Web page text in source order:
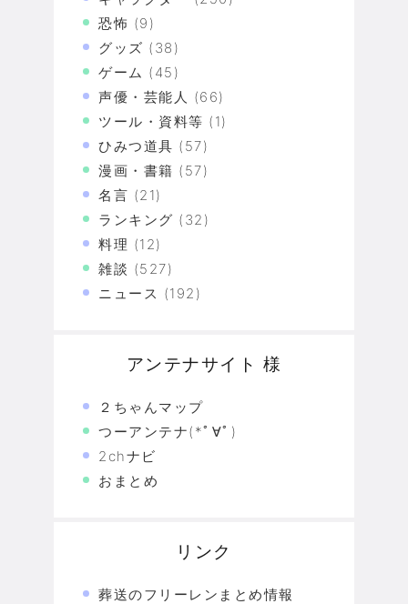
恐怖 (9)
グッズ (38)
ゲーム (45)
声優・芸能人 (66)
ツール・資料等 (1)
ひみつ道具 (57)
漫画・書籍 (57)
名言 (21)
ランキング (32)
料理 (12)
雑談 (527)
ニュース (192)
アンテナサイト 様
２ちゃんマップ
つーアンテナ(*ﾟ∀ﾟ)
2chナビ
おまとめ
リンク
葬送のフリーレンまとめ情報